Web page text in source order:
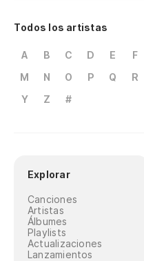
Todos los artistas
A B C D E F
M
N O P Q R
Y
Z #
Explorar
Canciones
Artistas
Álbumes
Playlists
Actualizaciones
Lanzamientos